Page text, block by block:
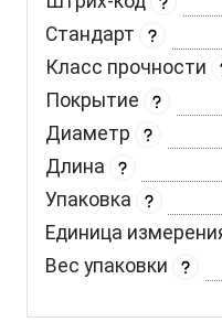
Стандарт
Класс прочности
Покрытие
Диаметр
Длина
Упаковка
Единица
Вес упаковки